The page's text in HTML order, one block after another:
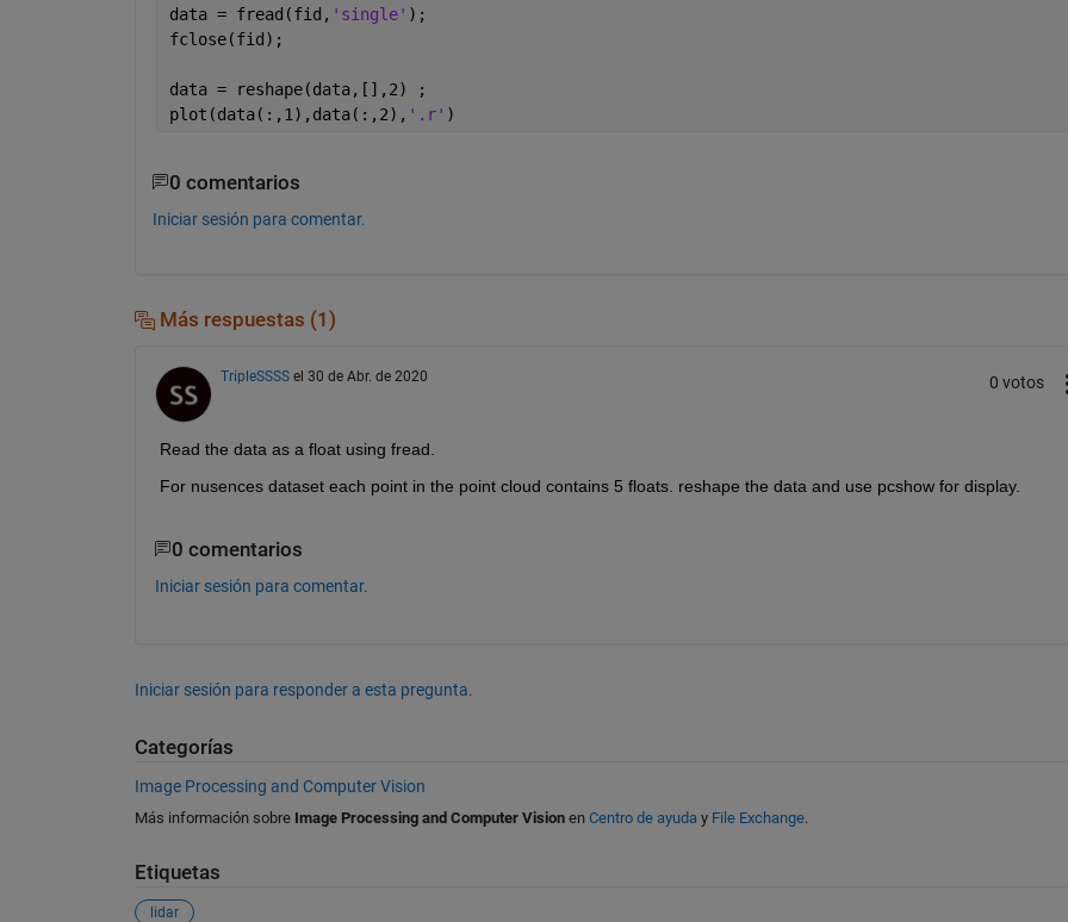
data = fread(fid, 'single' );
fclose(fid);
data = reshape(data,[],2) ;
plot(data(:,1),data(:,2), '.r' )
0 comentarios
Iniciar sesión para comentar.
Más respuestas (1)
TripleSSSS el 30 de Abr. de 2020 0 votos
Read the data as a float using fread.
For nusences dataset each point in the point cloud contains 5 floats. reshape the data and use pcshow for display.
0 comentarios
Iniciar sesión para comentar.
Iniciar sesión para responder a esta pregunta.
Categorías
Image Processing and Computer Vision
Más información sobre Image Processing and Computer Visionen Centro de ayuda y File Exchange.
Etiquetas
lidar